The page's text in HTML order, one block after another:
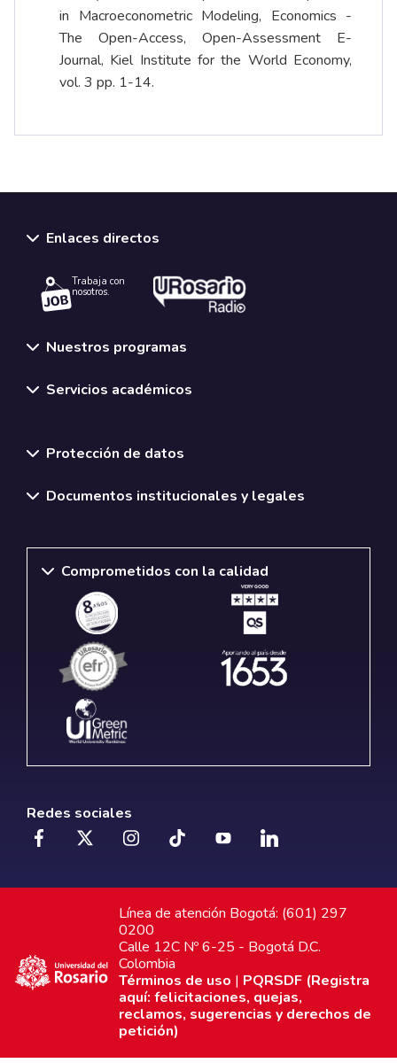
in Macroeconometric Modeling, Economics -
The Open-Access, Open-Assessment E-
Journal, Kiel Institute for the World Economy,
vol. 3 pp. 1-14.
Enlaces directos
Trabaja con
nosotros.
Nuestros programas
Servicios académicos
Protección de datos
Documentos institucionales y legales
Comprometidos con la calidad
Redes sociales
Línea de atención Bogotá: (601) 297
0200
Calle 12C Nº 6-25 - Bogotá D.C.
Colombia
Términos de uso | PQRSDF (Registra
aquí: felicitaciones, quejas,
reclamos, sugerencias y derechos de
petición)